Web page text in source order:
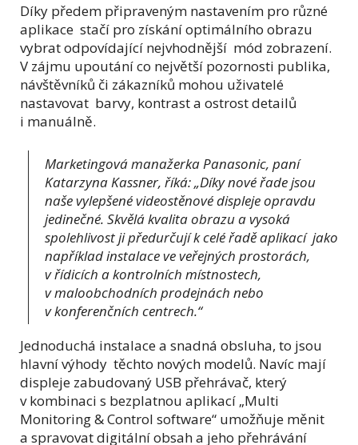
Díky předem připraveným nastavením pro různé
aplikace stačí pro získání optimálního obrazu
vybrat odpovídající nejvhodnější mód zobrazení.
V zájmu upoutání co největší pozornosti publika,
návštěvníků či zákazníků mohou uživatelé
nastavovat barvy, kontrast a ostrost detailů
i manuálně.
Marketingová manažerka Panasonic, paní
Katarzyna Kassner, říká:„Díky nové řade jsou
naše vylepšené videostěnové displeje opravdu
jedinečné. Skvělá kvalita obrazu a vysoká
spolehlivost ji předurčují k celé řadě aplikací jako
například instalace ve veřejných prostorách,
v řídicích a kontrolních místnostech,
v maloobchodních prodejnách nebo
v konferenčních centrech.“
Jednoduchá instalace a snadná obsluha, to jsou
hlavní výhody těchto nových modelů. Navíc mají
displeje zabudovaný USB přehrávač, který
v kombinaci s bezplatnou aplikací „Multi
Monitoring & Control software“ umožňuje měnit
a spravovat digitální obsah a jeho přehrávání